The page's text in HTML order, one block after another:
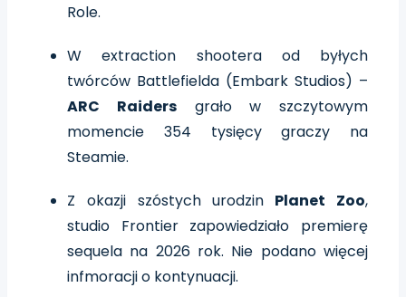
Role.
W extraction shootera od byłych
twórców Battlefielda (Embark Studios) –
ARC Raidersgrało w szczytowym
momencie 354 tysięcy graczy na
Steamie.
Z okazji szóstych urodzin Planet Zoo,
studio Frontier zapowiedziało premierę
sequela na 2026 rok. Nie podano więcej
infmoracji o kontynuacji.